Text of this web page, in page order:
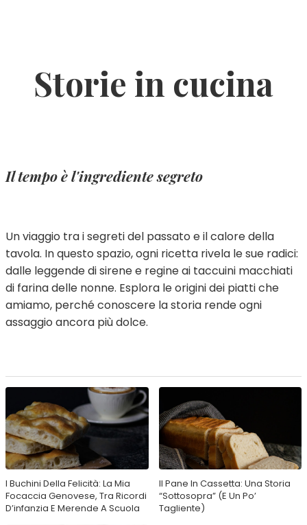
Storie in cucina
Il tempo è l'ingrediente segreto
Un viaggio tra i segreti del passato e il calore della
tavola. In questo spazio, ogni ricetta rivela le sue radici:
dalle leggende di sirene e regine ai taccuini macchiati
di farina delle nonne. Esplora le origini dei piatti che
amiamo, perché conoscere la storia rende ogni
assaggio ancora più dolce.
I Buchini Della Felicità: La Mia
Focaccia Genovese, Tra Ricordi
D’infanzia E Merende A Scuola
Il Pane In Cassetta: Una Storia
“Sottosopra” (e Un Po’
Tagliente)